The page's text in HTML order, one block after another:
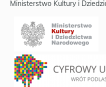
Ministerstwo Kultury i